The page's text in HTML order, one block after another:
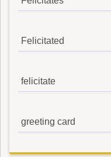
Felicitated
felicitate
greeting card